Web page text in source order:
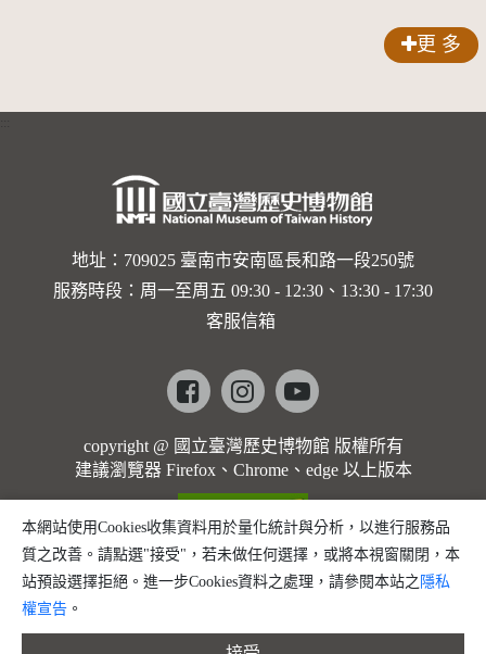
更 多
地址：709025 臺南市安南區長和路一段250號
服務時段：周一至周五 09:30 - 12:30、13:30 - 17:30
客服信箱
Facebookinstagramyoutube
copyright @ 國立臺灣歷史博物館 版權所有
建議瀏覽器 Firefox、Chrome、edge 以上版本
本網站使用Cookies收集資料用於量化統計與分析，以進行服務品
質之改善。請點選"接受"，若未做任何選擇，或將本視窗關閉，本
站預設選擇拒絕。進一步Cookies資料之處理，請參閱本站之 隱私
權宣告 。